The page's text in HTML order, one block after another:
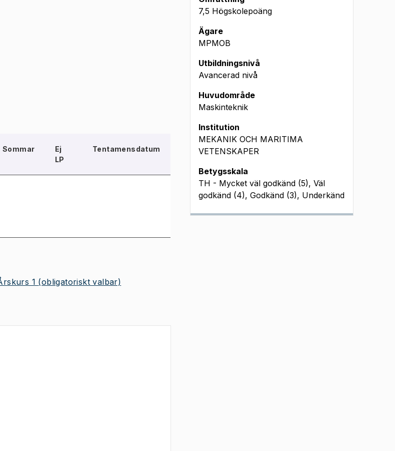
Sommar
Ej
LP
Tentamensdatum
1 (obligatoriskt valbar)
7,5 Högskolepoäng
Ägare
MPMOB
Utbildningsnivå
Avancerad nivå
Huvudområde
Maskinteknik
Institution
MEKANIK OCH MARITIMA
VETENSKAPER
Betygsskala
TH - Mycket väl godkänd (5), Väl
godkänd (4), Godkänd (3), Underkänd